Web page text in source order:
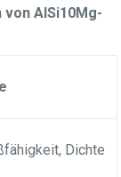
AlSi10Mg-
Dichte